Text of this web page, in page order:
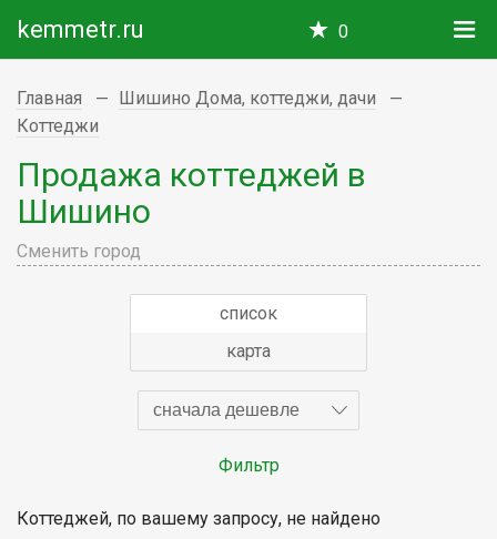
kemmetr.ru 0
Главная
Шишино Дома, коттеджи, дачи
Коттеджи
Продажа коттеджей в
Шишино
Сменить город
список
карта
сначала дешевле
Фильтр
Коттеджей, по вашему запросу, не найдено